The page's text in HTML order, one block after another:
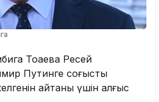
Тоқаевқа Ресей
Путинге соғысты
айтқаны үшін алғыс